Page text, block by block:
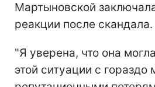
Мартыновской
реакции после скандала.
"Я уверена, что она
этой ситуации с